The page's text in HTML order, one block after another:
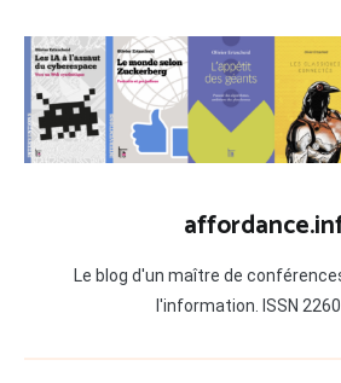
contenu
Le blog d'un maître de
l'information. ISSN